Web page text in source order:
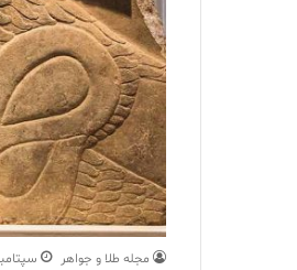
مجله طلا و جواهر سپتامبر 15,